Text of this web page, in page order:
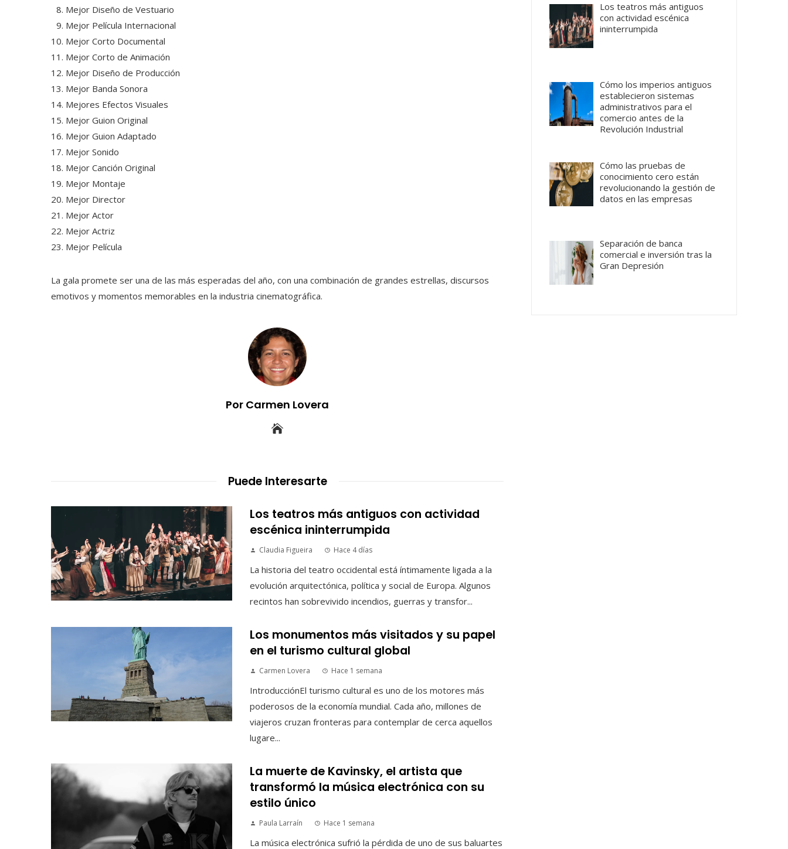
Mejor Diseño de Vestuario
Mejor Película Internacional
Mejor Corto Documental
Mejor Corto de Animación
Mejor Diseño de Producción
Mejor Banda Sonora
Mejores Efectos Visuales
Mejor Guion Original
Mejor Guion Adaptado
Mejor Sonido
Mejor Canción Original
Mejor Montaje
Mejor Director
Mejor Actor
Mejor Actriz
Mejor Película
La gala promete ser una de las más esperadas del año, con una combinación de grandes estrellas, discursos
emotivos y momentos memorables en la industria cinematográfica.
Por Carmen Lovera
Puede Interesarte
Los teatros más antiguos con actividad
escénica ininterrumpida
Claudia Figueira Hace 4 días
La historia del teatro occidental está íntimamente ligada a la
evolución arquitectónica, política y social de Europa. Algunos
recintos han sobrevivido incendios, guerras y transfor...
Los monumentos más visitados y su papel
en el turismo cultural global
Carmen Lovera Hace 1 semana
IntroducciónEl turismo cultural es uno de los motores más
poderosos de la economía mundial. Cada año, millones de
viajeros cruzan fronteras para contemplar de cerca aquellos
lugare...
La muerte de Kavinsky, el artista que
transformó la música electrónica con su
estilo único
Paula Larraín Hace 1 semana
La música electrónica sufrió la pérdida de uno de sus baluartes
Los teatros más antiguos
con actividad escénica
ininterrumpida
Cómo los imperios antiguos
establecieron sistemas
administrativos para el
comercio antes de la
Revolución Industrial
Cómo las pruebas de
conocimiento cero están
revolucionando la gestión de
datos en las empresas
Separación de banca
comercial e inversión tras la
Gran Depresión